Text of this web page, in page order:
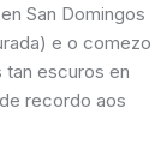
San Domingos
e o comezo
tan escuros en
recordo aos